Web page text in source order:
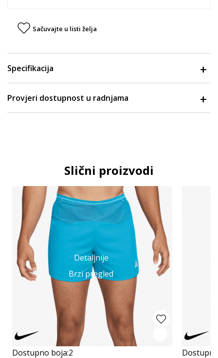
Sačuvajte u listi želja
Specifikacija
Provjeri dostupnost u radnjama
Slični proizvodi
Detaljnije
Brzi pregled
Dostupno boja:2